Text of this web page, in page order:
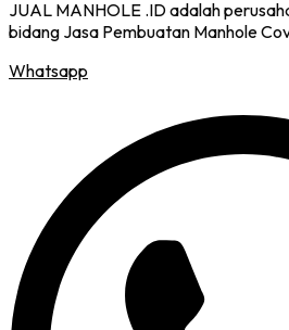
JUAL MANHOLE .ID adalah
bidang Jasa Pembuatan Manhole
Whatsapp